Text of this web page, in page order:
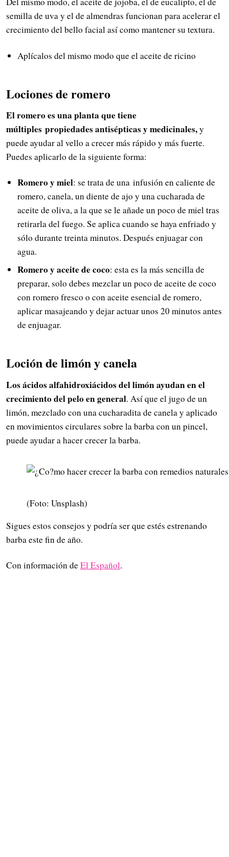
semilla de uva y el de almendras funcionan para acelerar el
crecimiento del bello facial así como mantener su textura.
Aplícalos del mismo modo que el aceite de ricino
Lociones de romero
El romero es una planta que tiene
múltiples propiedades antisépticas y medicinales,y
puede ayudar al vello a crecer más rápido y más fuerte.
Puedes aplicarlo de la siguiente forma:
Romero y miel: se trata de una infusión en caliente de
romero, canela, un diente de ajo y una cucharada de
aceite de oliva, a la que se le añade un poco de miel tras
retirarla del fuego. Se aplica cuando se haya enfriado y
sólo durante treinta minutos. Después enjuagar con
agua.
Romero y aceite de coco: esta es la más sencilla de
preparar, solo debes mezclar un poco de aceite de coco
con romero fresco o con aceite esencial de romero,
aplicar masajeando y dejar actuar unos 20 minutos antes
de enjuagar.
Loción de limón y canela
Los ácidos alfahidroxiácidos del limón ayudan en el
crecimiento del pelo en general. Así que el jugo de un
limón, mezclado con una cucharadita de canela y aplicado
en movimientos circulares sobre la barba con un pincel,
puede ayudar a hacer crecer la barba.
(Foto: Unsplash)
Sigues estos consejos y podría ser que estés estrenando
barba este fin de año.
Con información deEl Español.